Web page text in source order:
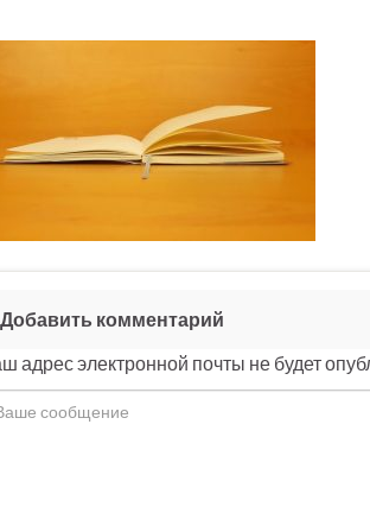
Добавить комментарий
адрес электронной почты не будет